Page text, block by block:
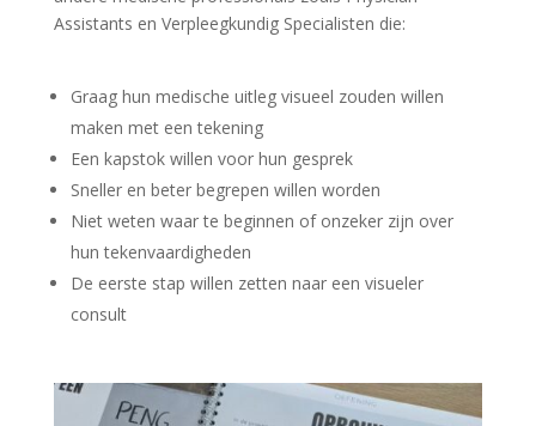
Assistants en Verpleegkundig Specialisten die:
Graag hun medische uitleg visueel zouden willen
maken met een tekening
Een kapstok willen voor hun gesprek
Sneller en beter begrepen willen worden
Niet weten waar te beginnen of onzeker zijn over
hun tekenvaardigheden
De eerste stap willen zetten naar een visueler
consult